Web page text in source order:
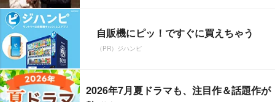
自販機にピッ！ですぐに買えちゃう
（PR）ジハンピ
2026年7月夏ドラマも、注目作＆話題作が